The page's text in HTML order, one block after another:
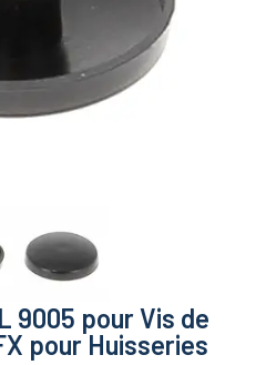
9005 pour Vis de
pour Huisseries